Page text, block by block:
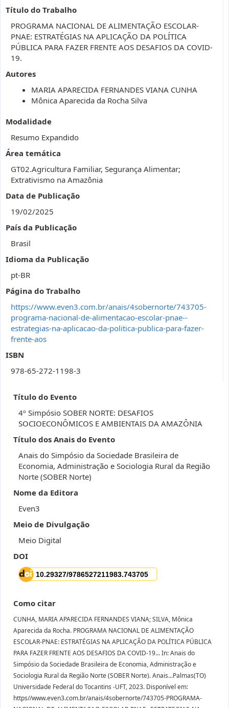
Título do Trabalho
PROGRAMA NACIONAL DE ALIMENTAÇÃO ESCOLAR-
PNAE: ESTRATÉGIAS NA APLICAÇÃO DA POLÍTICA
PÚBLICA PARA FAZER FRENTE AOS DESAFIOS DA COVID-
19.
Autores
MARIA APARECIDA FERNANDES VIANA CUNHA
Mônica Aparecida da Rocha Silva
Modalidade
Resumo Expandido
Área temática
GT02.Agricultura Familiar, Segurança Alimentar;
Extrativismo na Amazônia
Data de Publicação
19/02/2025
País da Publicação
Brasil
Idioma da Publicação
pt-BR
Página do Trabalho
https://www.even3.com.br/anais/4sobernorte/743705-
programa-nacional-de-alimentacao-escolar-pnae--
estrategias-na-aplicacao-da-politica-publica-para-fazer-
frente-aos
ISBN
978-65-272-1198-3
Título do Evento
4º Simpósio SOBER NORTE: DESAFIOS
SOCIOECONÔMICOS E AMBIENTAIS DA AMAZÔNIA
Título dos Anais do Evento
Anais do Simpósio da Sociedade Brasileira de
Economia, Administração e Sociologia Rural da Região
Norte (SOBER Norte)
Nome da Editora
Even3
Meio de Divulgação
Meio Digital
DOI
Como citar
CUNHA, MARIA APARECIDA FERNANDES VIANA; SILVA, Mônica
Aparecida da Rocha. PROGRAMA NACIONAL DE ALIMENTAÇÃO
ESCOLAR-PNAE: ESTRATÉGIAS NA APLICAÇÃO DA POLÍTICA PÚBLICA
PARA FAZER FRENTE AOS DESAFIOS DA COVID-19... In: Anais do
Simpósio da Sociedade Brasileira de Economia, Administração e
Sociologia Rural da Região Norte (SOBER Norte). Anais...Palmas(TO)
Universidade Federal do Tocantins -UFT, 2023. Disponível em:
https//www.even3.com.br/anais/4sobernorte/743705-PROGRAMA-